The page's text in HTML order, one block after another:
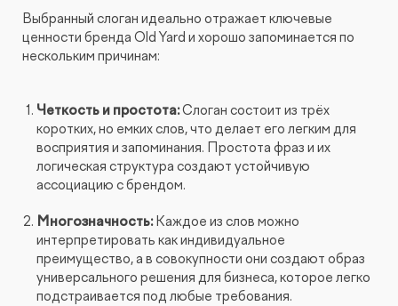
Выбранный слоган идеально отражает ключевые
ценности бренда Old Yard и хорошо запоминается по
нескольким причинам:
Четкость и простота:Слоган состоит из трёх
коротких, но емких слов, что делает его легким для
восприятия и запоминания. Простота фраз и их
логическая структура создают устойчивую
ассоциацию с брендом.
Многозначность:Каждое из слов можно
интерпретировать как индивидуальное
преимущество, а в совокупности они создают образ
универсального решения для бизнеса, которое легко
подстраивается под любые требования.